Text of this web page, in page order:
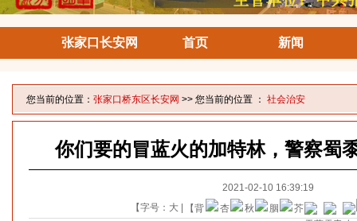
张家口长安网 首页 新闻
您当前的位置： 张家口桥东区长安网 >> 您当前的位置 ： 社会治安
你们要的冒蓝火的加特林，警察蜀
2021-02-10 16:39:19
【字号： 大
【背